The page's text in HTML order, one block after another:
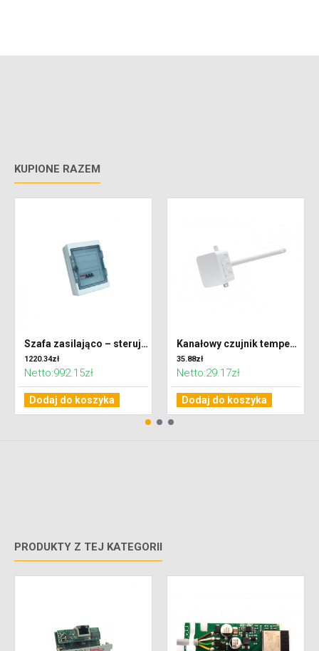
KUPIONE RAZEM
Szafa zasilająco – sterująca VS 40-150 CG OPTIMA SUP-EXH
1220.34zł
Netto:992.15zł
Dodaj do koszyka
Kanałowy czujnik temperatury NTC 10K - uPC i uPC3
35.88zł
Netto:29.17zł
Dodaj do koszyka
PRODUKTY Z TEJ KATEGORII